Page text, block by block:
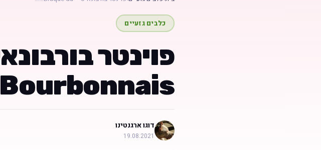
כלבים גזעיים
Bourbonnais
דוגו ארגנטינו
19.08.2021